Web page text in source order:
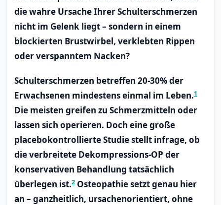
die wahre Ursache Ihrer Schulterschmerzen
nicht im Gelenk liegt – sondern in einem
blockierten Brustwirbel, verklebten Rippen
oder verspanntem Nacken?
Schulterschmerzen betreffen 20-30% der
Erwachsenen mindestens einmal im Leben.1
Die meisten greifen zu Schmerzmitteln oder
lassen sich operieren. Doch eine große
placebokontrollierte Studie stellt infrage, ob
die verbreitete Dekompressions-OP der
konservativen Behandlung tatsächlich
überlegen ist.2 Osteopathie setzt genau hier
an – ganzheitlich, ursachenorientiert, ohne